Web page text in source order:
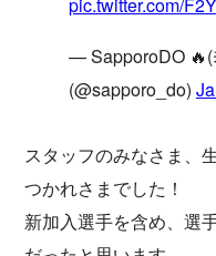
pic.twitter.com/
— SapporoDO 🔥(
(@sapporo_do)
スタッフのみなさま、
つかれさまでした！
新加入選手を含め、選